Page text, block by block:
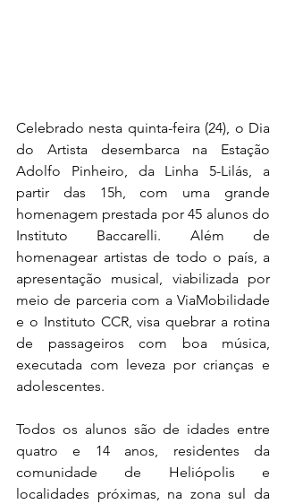
Celebrado nesta quinta-feira (24), o Dia
do Artista desembarca na Estação
Adolfo Pinheiro, da Linha 5-Lilás, a
partir das 15h, com uma grande
homenagem prestada por 45 alunos do
Instituto Baccarelli. Além de
homenagear artistas de todo o país, a
apresentação musical, viabilizada por
meio de parceria com a ViaMobilidade
e o Instituto CCR, visa quebrar a rotina
de passageiros com boa música,
executada com leveza por crianças e
adolescentes.
Todos os alunos são de idades entre
quatro e 14 anos, residentes da
comunidade de Heliópolis e
localidades próximas, na zona sul da